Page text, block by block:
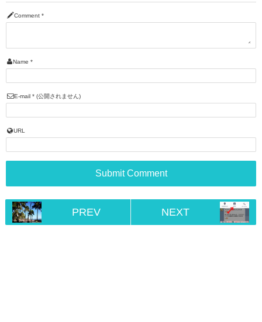
Comment *
Name *
E-mail * (公開されません)
URL
PREV NEXT